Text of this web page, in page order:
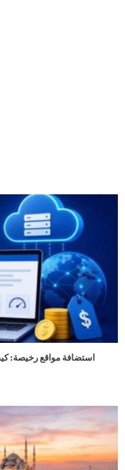
استضافة مواقع رخيصة: